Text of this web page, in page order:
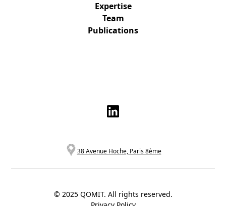
Expertise
Team
Publications
38 Avenue Hoche, Paris 8ème
© 2025 QOMIT. All rights reserved.